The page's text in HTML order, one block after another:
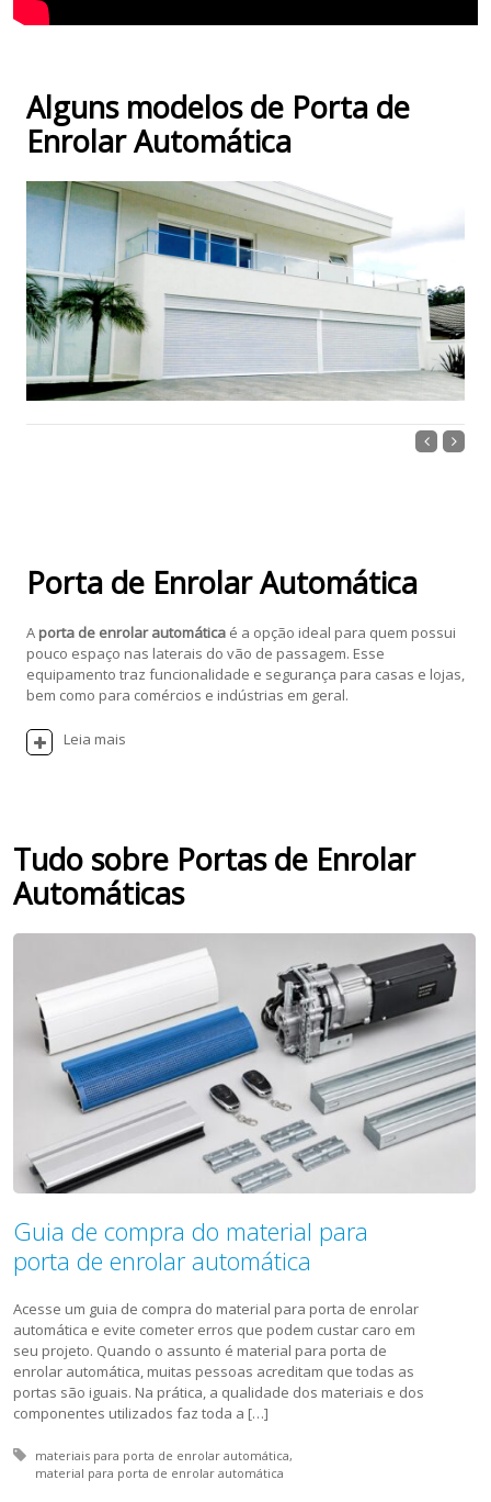
Alguns modelos de Porta de
Enrolar Automática
Porta de Enrolar Automática
A porta de enrolar automáticaé a opção ideal para quem possui
pouco espaço nas laterais do vão de passagem. Esse
equipamento traz funcionalidade e segurança para casas e lojas,
bem como para comércios e indústrias em geral.
Leia mais
Tudo sobre Portas de Enrolar
Automáticas
Guia de compra do material para
porta de enrolar automática
Acesse um guia de compra do material para porta de enrolar
automática e evite cometer erros que podem custar caro em
seu projeto. Quando o assunto é material para porta de
enrolar automática, muitas pessoas acreditam que todas as
portas são iguais. Na prática, a qualidade dos materiais e dos
componentes utilizados faz toda a […]
Tagged with:
materiais para porta de enrolar automática
material para porta de enrolar automática